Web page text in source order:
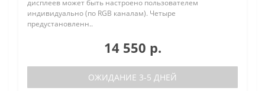
дисплеев может быть настроено пользователем
индивидуально (по RGB каналам). Четыре
предустановленн..
14 550 р.
ОЖИДАНИЕ 3-5 ДНЕЙ